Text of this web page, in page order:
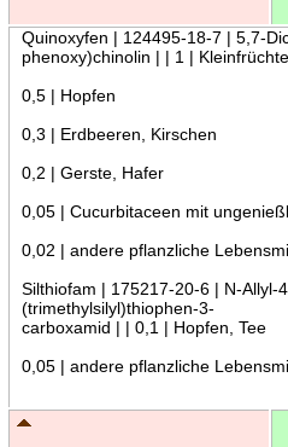
Quinoxyfen | 124495-18-7 | 5,7-
phenoxy)chinolin | | 1 |
0,5 | Hopfen
0,3 | Erdbeeren, Kirschen
0,2 | Gerste, Hafer
0,05 | Cucurbitaceen mit
0,02 | andere pflanzliche
Silthiofam | 175217-20-6 | N-Allyl-
(trimethylsilyl)thiophen-3-
carboxamid | | 0,1 | Hopfen, Tee
0,05 | andere pflanzliche